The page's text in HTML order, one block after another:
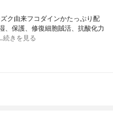
ク由来フコダインかたっぷり配
、保護、修復細胞賊活、抗酸化力
続きを見る